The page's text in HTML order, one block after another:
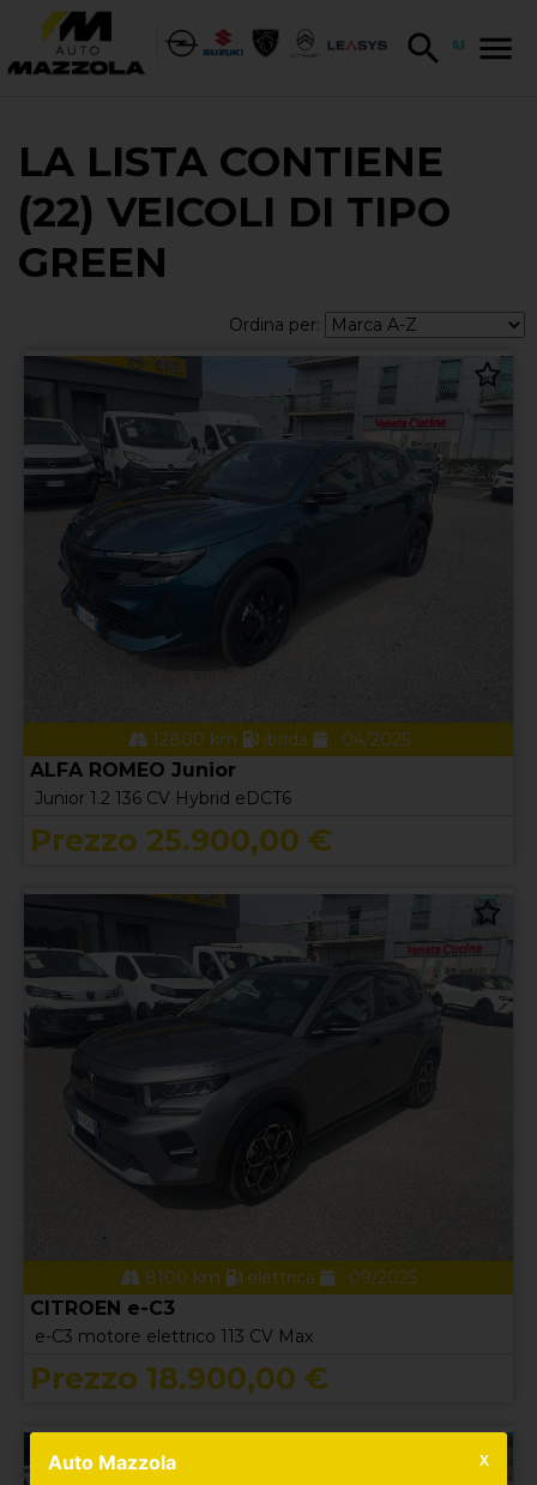
LA LISTA CONTIENE
(22) VEICOLI DI TIPO
GREEN
Ordina per:
12800 km ibrida 04/2025
ALFA ROMEO Junior
Junior 1.2 136 CV Hybrid eDCT6
Prezzo 25.900,00 €
8100 km elettrica 09/2025
CITROEN e-C3
e-C3 motore elettrico 113 CV Max
Prezzo 18.900,00 €
Auto Mazzola X